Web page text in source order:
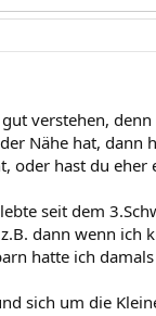
verstehen,
Nähe hat,
oder hast du
seit dem
dann wenn
hatte ich
sich um die